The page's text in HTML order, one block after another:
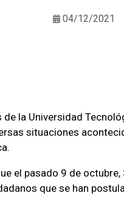
04/12/2021
la Universidad
situaciones
el pasado 9 de octubre,
que se han